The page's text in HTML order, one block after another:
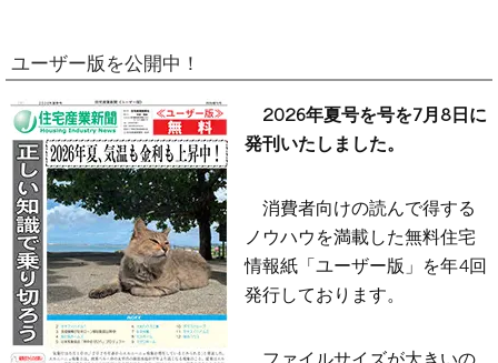
ユーザー版を公開中！
2026年夏号を号を7月8日に
発刊いたしました。
消費者向けの読んで得する
ノウハウを満載した無料住宅
情報紙「ユーザー版」を年4回
発行しております。
ファイルサイズが大きいの